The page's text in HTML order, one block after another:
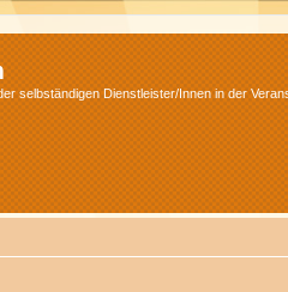
selbständigen Dienstleister/Innen in der